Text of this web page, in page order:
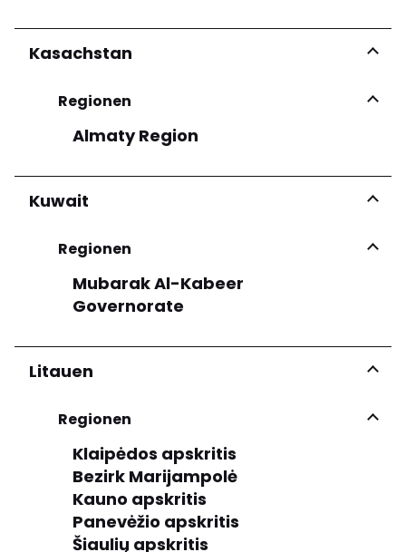
Kasachstan
Regionen
Almaty Region
Kuwait
Regionen
Mubarak Al-Kabeer
Governorate
Litauen
Regionen
Klaipėdos apskritis
Bezirk Marijampolė
Kauno apskritis
Panevėžio apskritis
Šiaulių apskritis